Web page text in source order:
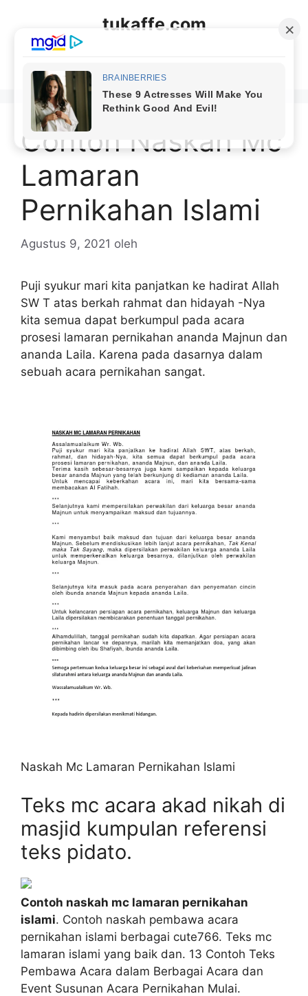
tukaffe.com
Contoh Naskah Mc
Lamaran
Pernikahan Islami
Agustus 9, 2021 oleh
Puji syukur mari kita panjatkan ke hadirat Allah
SW T atas berkah rahmat dan hidayah -Nya
kita semua dapat berkumpul pada acara
prosesi lamaran pernikahan ananda Majnun dan
ananda Laila. Karena pada dasarnya dalam
sebuah acara pernikahan sangat.
Naskah Mc Lamaran Pernikahan Islami
Teks mc acara akad nikah di
masjid kumpulan referensi
teks pidato.
Contoh naskah mc lamaran pernikahan
islami. Contoh naskah pembawa acara
pernikahan islami berbagai cute766. Teks mc
lamaran islami yang baik dan. 13 Contoh Teks
Pembawa Acara dalam Berbagai Acara dan
Event Susunan Acara Pernikahan Mulai.